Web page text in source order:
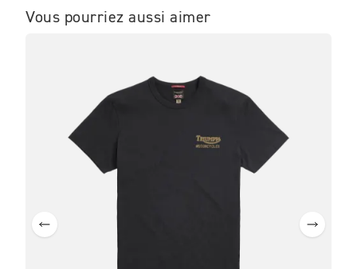
Vous pourriez aussi aimer